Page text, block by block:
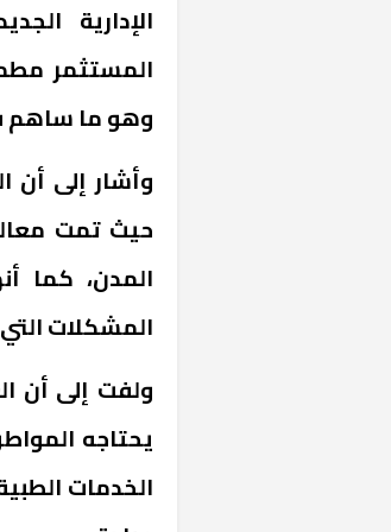
الإدارية
المستثمر
وهو ما ساهم
وأشار إلى أن
حيث تمت
المدن، كما
المشكلات
ولفت إلى أن
يحتاجه
الخدمات